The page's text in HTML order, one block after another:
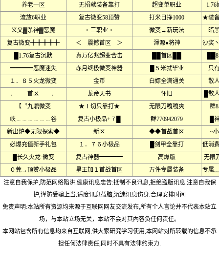
养老一区
无捐献装备靠打 超变单职业
流放6职业
复古微变58顶赞 打米日挣1000
★装
义父▓杀神▓恶魔
< 三职业 > 微变→新玩法
暗
复古微变╋╋╋╋╋
＜ 震撼首区 ＞ 渾源●将神
沙奖
█1.76复古沉默
真万亿兆超变合击 ██首区██
━━━━恶魔迷失
赤月终极微变神器 █５米就毕业
只
１．８５火龙微变
金币 白嫖全满通关
散
． 首区 ．
龙帝天书 怀旧
█散
【〝九鼎微变
★Ⅰ切只靠打★ 无限刀嘎嘎爽
群
峡﹍﹍﹍﹍﹍﹍谷
复古小极品+７█ 群770942079
█
新出炉◆无限探索◆
新区 ◆◆首战首区
~
必爆充值新手礼包
１．７６小极品 █剑甲全靠打
低消
█长久火龙·微变
复古神器━━━━ 高爆版
无限
０茺→顶赞小极品
星王加１首战首区 万件专属装备
专属
注意自我保护,防范网络陷阱.健康讯息忠告:抵制不良讯息,拒绝盗版讯息.注意自我保
护,谨防受骗上当.适度讯息益脑,沉迷讯息伤身.合理安排时间
免责声明:本站所有资源均来源于互联网网友交流发布,所有个人言论并不代表本站立
场，与本站立场无关，本站不会对其內容负任何责任。
本网站包含所有信息均来自互联网,供大家研究学习使用,本网站对所转载的信息不承
担任何法律责任,同时不具有法律约束力.